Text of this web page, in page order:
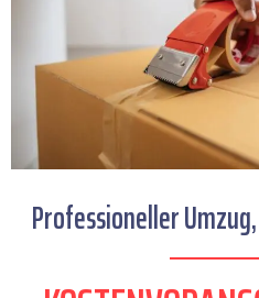
Professioneller